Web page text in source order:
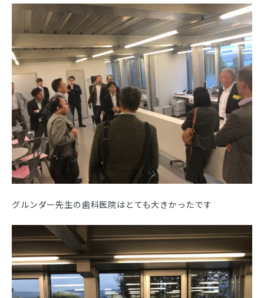
グルンダー先生の歯科医院はとても大きかったです